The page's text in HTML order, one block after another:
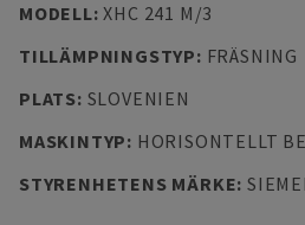
MODELL:XHC 241 M/3
TILLÄMPNINGSTYP: FRÄSNING
PLATS: SLOVENIEN
MASKINTYP: HORISONTELLT
STYRENHETENS MÄRKE: